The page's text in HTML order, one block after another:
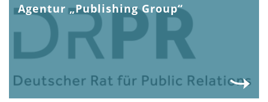
Agentur „Publishing Group“